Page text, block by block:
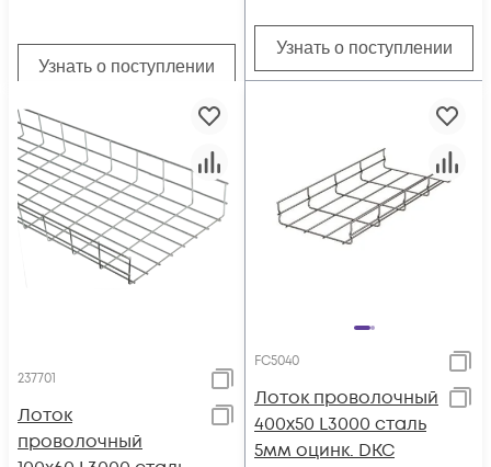
Узнать о поступлении
Узнать о поступлении
237701
Лоток
проволочный
FC5040
Лоток проволочный
400х50 L3000 сталь
5мм оцинк. DKC